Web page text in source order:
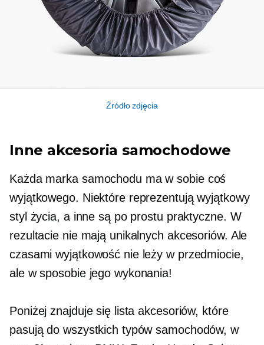
Źródło zdjęcia
Inne akcesoria samochodowe
Każda marka samochodu ma w sobie coś
wyjątkowego. Niektóre reprezentują wyjątkowy
styl życia, a inne są po prostu praktyczne. W
rezultacie nie mają unikalnych akcesoriów. Ale
czasami wyjątkowość nie leży w przedmiocie,
ale w sposobie jego wykonania!
Poniżej znajduje się lista akcesoriów, które
pasują do wszystkich typów samochodów, w